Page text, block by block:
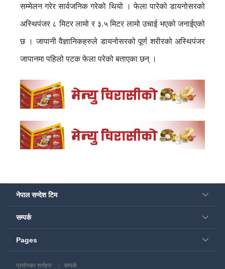
सम्मेलन गरेर सार्वजनिक गरेको थियो । फेला पारेको डायनोसरको
अस्थिपंजर ८ मिटर लामो र ३.५ मिटर लामो उचाई भएको जनाईएको
छ । जापानी वैज्ञानिकहरुले डायनोसरको पूर्ण शरीरको अस्थिपंजर
जापानमा पहिलो पटक फेला परेको बताएका छन् ।
नेपाल सन्देश टिम
सम्पर्क
Pages
प्रयोगका शर्तहरु : सम्पर्क